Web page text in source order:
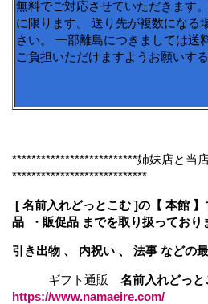
無料でご対応させていただきます
に限ります。 送り先が複数になる
さい。 一部離島につきましては送
ご負担いただけますようお願いす
**************************姉妹店と当
****************************
[ 名前入れどっとこむ ]の【 本館
品 ・販促品 までを取り扱っており
引き出物 、 内祝い 、 法事 などの
ギフト通販 名前入れどっ
https://www.namaeire.com/